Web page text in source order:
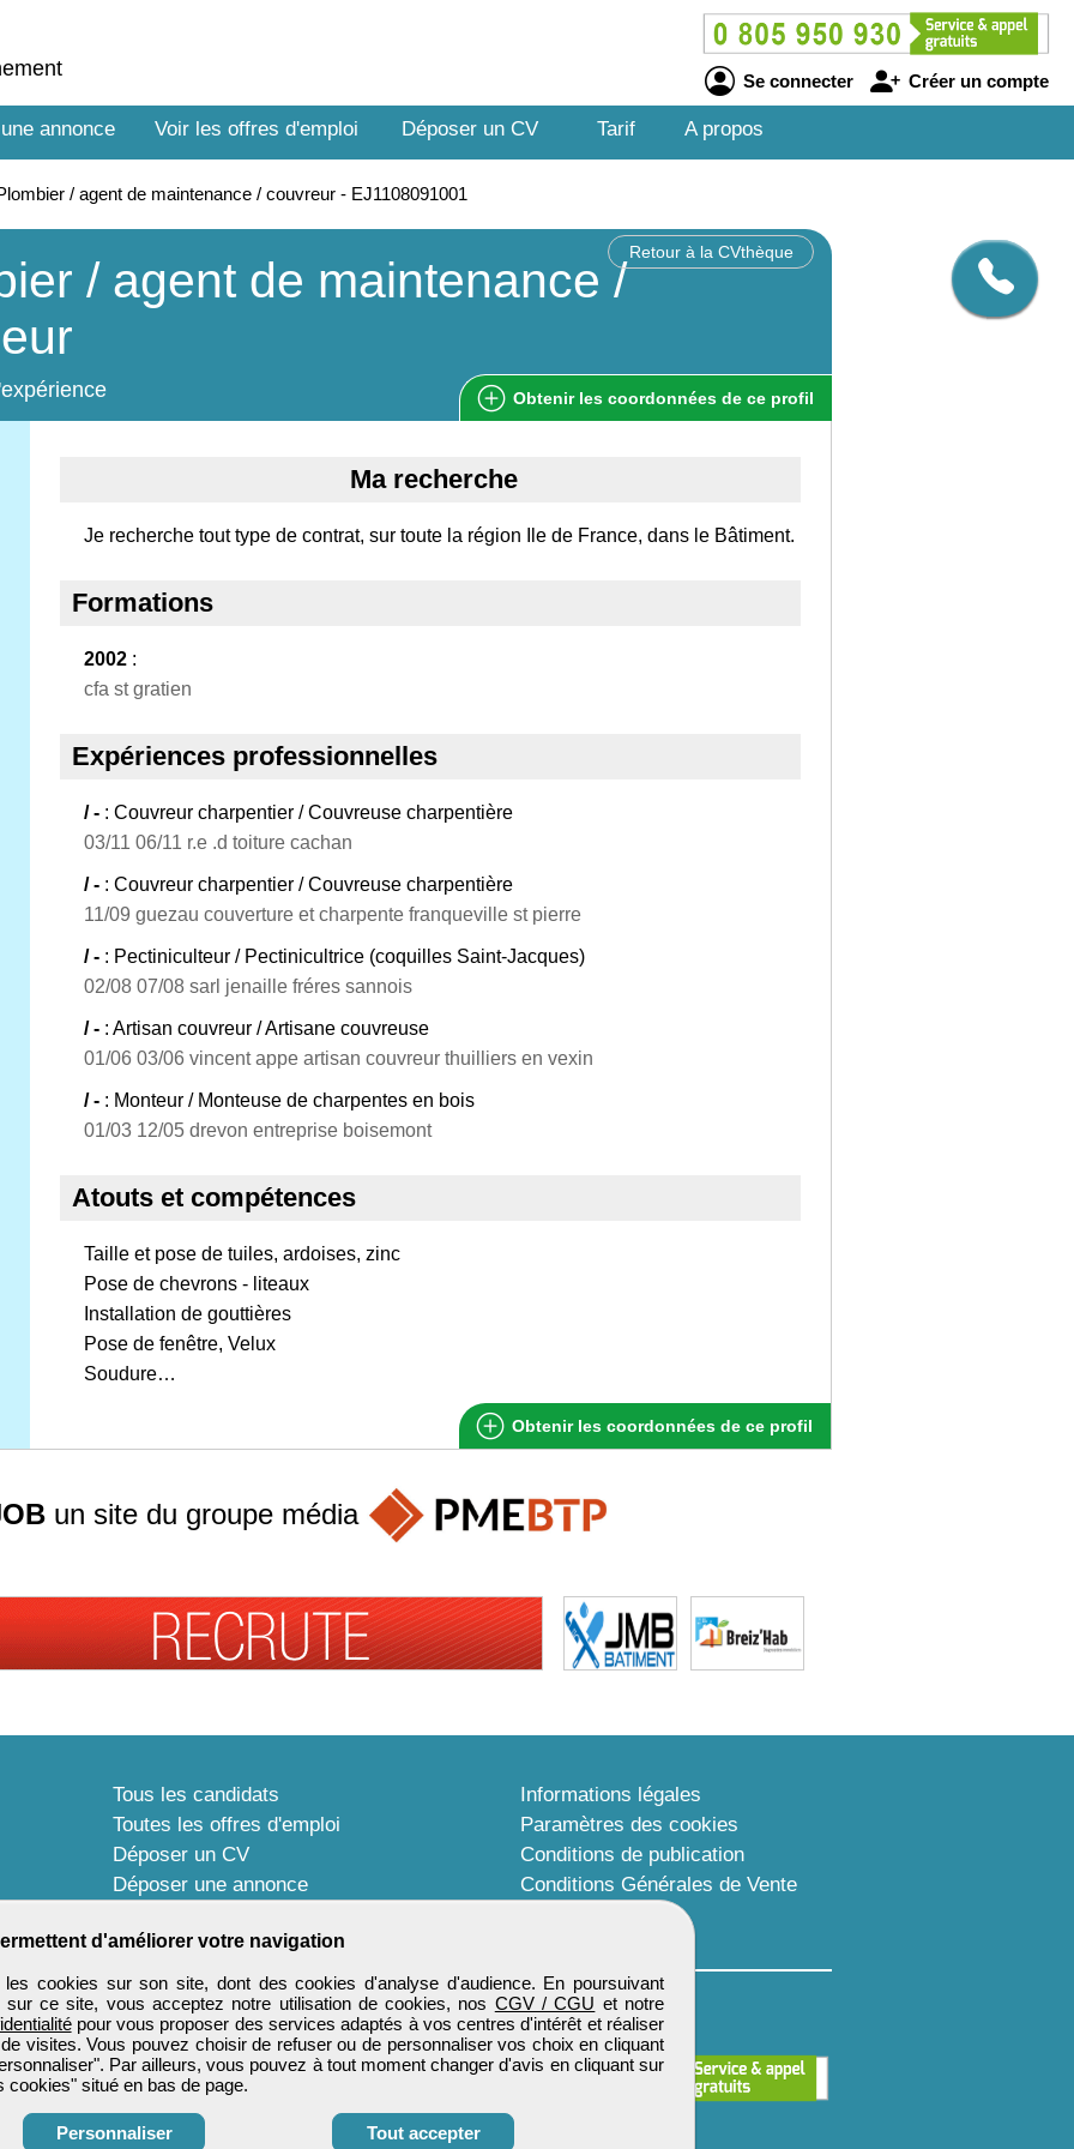
Se connecter Créer un compte
annonce Voir les offres d'emploi Déposer un CV Tarif A propos
/ agent de maintenance / couvreur - EJ1108091001
Retour à la CVthèque
/ agent de maintenance /
Obtenir les coordonnées de ce profil
Ma recherche
Je recherche tout type de contrat, sur toute la région Ile de France, dans le Bâtiment.
Formations
2002 :
cfa st gratien
Expériences professionnelles
/ - : Couvreur charpentier / Couvreuse charpentière
03/11 06/11 r.e .d toiture cachan
/ - : Couvreur charpentier / Couvreuse charpentière
11/09 guezau couverture et charpente franqueville st pierre
/ - : Pectiniculteur / Pectinicultrice (coquilles Saint-Jacques)
02/08 07/08 sarl jenaille fréres sannois
/ - : Artisan couvreur / Artisane couvreuse
01/06 03/06 vincent appe artisan couvreur thuilliers en vexin
/ - : Monteur / Monteuse de charpentes en bois
01/03 12/05 drevon entreprise boisemont
Atouts et compétences
Taille et pose de tuiles, ardoises, zinc
Pose de chevrons - liteaux
Installation de gouttières
Pose de fenêtre, Velux
Soudure…
Obtenir les coordonnées de ce profil
d'améliorer votre navigation
cookies sur son site, dont des cookies d'analyse d'audience. En poursuivant
sur ce site, vous acceptez notre utilisation de cookies, nos CGV / CGU et notre
pour vous proposer des services adaptés à vos centres d'intérêt et réaliser
visites. Vous pouvez choisir de refuser ou de personnaliser vos choix en cliquant
Par ailleurs, vous pouvez à tout moment changer d'avis en cliquant sur
cookies" situé en bas de page.
Personnaliser Tout accepter
un site du groupe média
Tous les candidats
Toutes les offres d'emploi
Déposer un CV
Déposer une annonce
Informations légales
Paramètres des cookies
Conditions de publication
Conditions Générales de Vente